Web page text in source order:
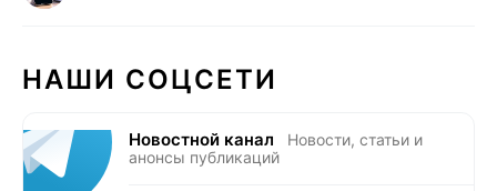
НАШИ СОЦСЕТИ
Новостной канал
Новости, статьи и
анонсы публикаций